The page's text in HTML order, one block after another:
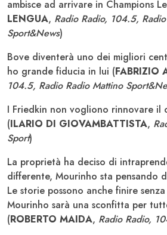
ambisce ad arrivare in Champions
LENGUA, Radio Radio, 104.5,
Sport&News)
Bove diventerà uno dei migliori
ho grande fiducia in lui (FABRIZIO
104.5, Radio Radio Mattino
I Friedkin non vogliono rinnovare il
(ILARIO DI GIOVAMBATTISTA,
Sport)
La proprietà ha deciso di
differente, Mourinho sta pensando
Le storie possono anche finire
Mourinho sarà una sconfitta per
(ROBERTO MAIDA, Radio Radio,